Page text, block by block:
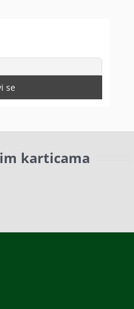
karticama